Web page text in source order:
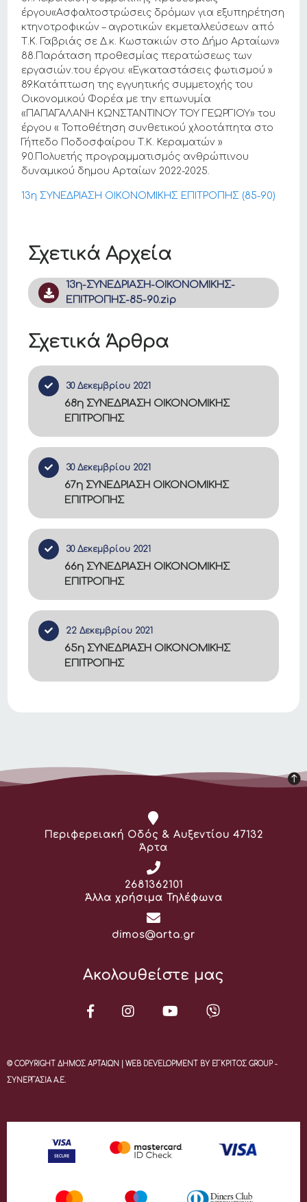
Σχετικά Αρχεία
13η-ΣΥΝΕΔΡΙΑΣΗ-ΟΙΚΟΝΟΜΙΚΗΣ-
ΕΠΙΤΡΟΠΗΣ-85-90.zip
Σχετικά Άρθρα
30 Δεκεμβρίου 2021
68η ΣΥΝΕΔΡΙΑΣΗ ΟΙΚΟΝΟΜΙΚΗΣ
ΕΠΙΤΡΟΠΗΣ
30 Δεκεμβρίου 2021
67η ΣΥΝΕΔΡΙΑΣΗ ΟΙΚΟΝΟΜΙΚΗΣ
ΕΠΙΤΡΟΠΗΣ
30 Δεκεμβρίου 2021
66η ΣΥΝΕΔΡΙΑΣΗ ΟΙΚΟΝΟΜΙΚΗΣ
ΕΠΙΤΡΟΠΗΣ
22 Δεκεμβρίου 2021
65η ΣΥΝΕΔΡΙΑΣΗ ΟΙΚΟΝΟΜΙΚΗΣ
ΕΠΙΤΡΟΠΗΣ
έργου«Ασφαλτοστρώσεις δρόμων για εξυπηρέτηση
κτηνοτροφικών – αγροτικών εκμεταλλεύσεων από
Τ.Κ. Γαβριάς σε Δ.κ. Κωστακιών στο Δήμο Αρταίων»
88.Παράταση προθεσμίας περατώσεως των
εργασιών.του έργου: «Εγκαταστάσεις φωτισμού »
89.Κατάπτωση της εγγυητικής συμμετοχής του
Οικονομικού Φορέα με την επωνυμία
«ΠΑΠΑΓΑΛΑΝΗ ΚΩΝΣΤΑΝΤΙΝΟΥ ΤΟΥ ΓΕΩΡΓΙΟΥ» του
έργου « Τοποθέτηση συνθετικού χλοοτάπητα στο
Γήπεδο Ποδοσφαίρου Τ.Κ. Κεραματών »
90.Πολυετής προγραμματισμός ανθρώπινου
δυναμικού δημου Αρταίων 2022-2025.
13η ΣΥΝΕΔΡΙΑΣΗ ΟΙΚΟΝΟΜΙΚΗΣ ΕΠΙΤΡΟΠΗΣ (85-90)
Διεύθυνση:
Περιφερειακή Οδός & Αυξεντίου 47132
Άρτα
Τηλέφωνο:
2681362101
Άλλα χρήσιμα Τηλέφωνα
Email:
dimos@arta.gr
Ακολουθείστε μας
© COPYRIGHT ΔΗΜΟΣ ΑΡΤΑΙΩΝ | WEB DEVELOPMENT BY ΕΓΚΡΙΤΟΣ GROUP -
ΣΥΝΕΡΓΑΣΙΑ Α.Ε.